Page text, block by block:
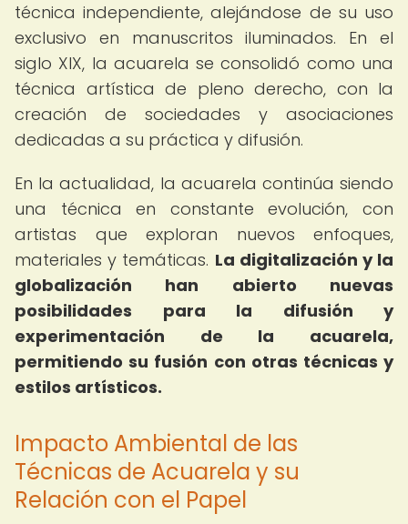
técnica independiente, alejándose de su uso
exclusivo en manuscritos iluminados. En el
siglo XIX, la acuarela se consolidó como una
técnica artística de pleno derecho, con la
creación de sociedades y asociaciones
dedicadas a su práctica y difusión.
En la actualidad, la acuarela continúa siendo
una técnica en constante evolución, con
artistas que exploran nuevos enfoques,
materiales y temáticas. La digitalización y la
globalización han abierto nuevas
posibilidades para la difusión y
experimentación de la acuarela,
permitiendo su fusión con otras técnicas y
estilos artísticos.
Impacto Ambiental de las
Técnicas de Acuarela y su
Relación con el Papel